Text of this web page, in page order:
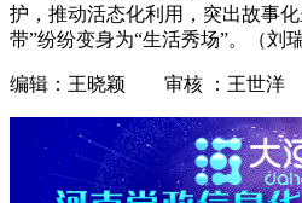
护，推动活态化利用，突出故事
带”纷纷变身为“生活秀场”。（刘
编辑：王晓颖 审核 ：王世洋